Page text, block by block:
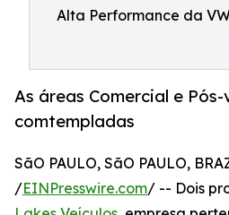
Alta Performance da
As áreas Comercial e
comtempladas
SãO PAULO, SãO PAULO,
/EINPresswire.com/ -- Dois